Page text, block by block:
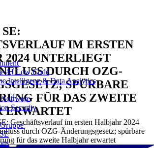
AI Low Code
Intelligenz & Data Analytics
Software
Security
IM ERSTEN
2024 UNTERLIEGT
DURCH OZG-
SPÜRBARE
FÜR DAS ZWEITE
ERWARTET
Geschäftsverlauf im ersten Halbjahr 2024
durch OZG-Änderungsgesetz; spürbare
für das zweite Halbjahr erwartet